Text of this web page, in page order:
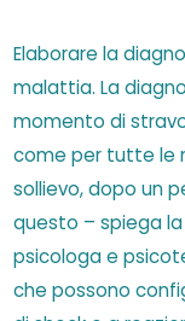
Elaborare la
malattia. La
momento di
come per tutte le
sollievo, dopo un
questo – spiega
psicologa e
che possono